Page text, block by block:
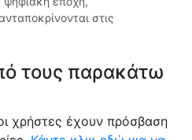
στις
τους παρακάτω
χρήστες έχουν πρόσβαση